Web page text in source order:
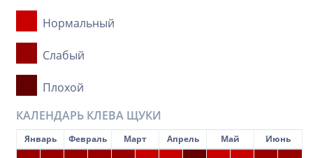
Нормальный
Слабый
Плохой
КАЛЕНДАРЬ КЛЕВА ЩУКИ
Январь Февраль Март Апрель Май Июнь